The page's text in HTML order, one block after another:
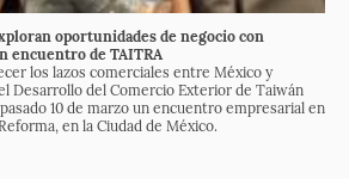
oportunidades de negocio con
encuentro de TAITRA
los lazos comerciales entre México y
Desarrollo del Comercio Exterior de Taiwán
10 de marzo un encuentro empresarial en
en la Ciudad de México.